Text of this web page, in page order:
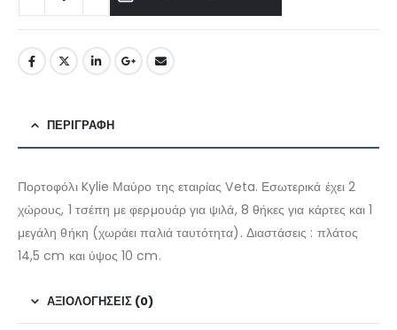
ΠΕΡΙΓΡΑΦΉ
Πορτοφόλι Kylie Μαύρο της εταιρίας Veta. Εσωτερικά έχει 2
χώρους, 1 τσέπη με φερμουάρ για ψιλά, 8 θήκες για κάρτες και 1
μεγάλη θήκη (χωράει παλιά ταυτότητα). Διαστάσεις : πλάτος
14,5 cm και ύψος 10 cm.
ΑΞΙΟΛΟΓΉΣΕΙΣ (0)